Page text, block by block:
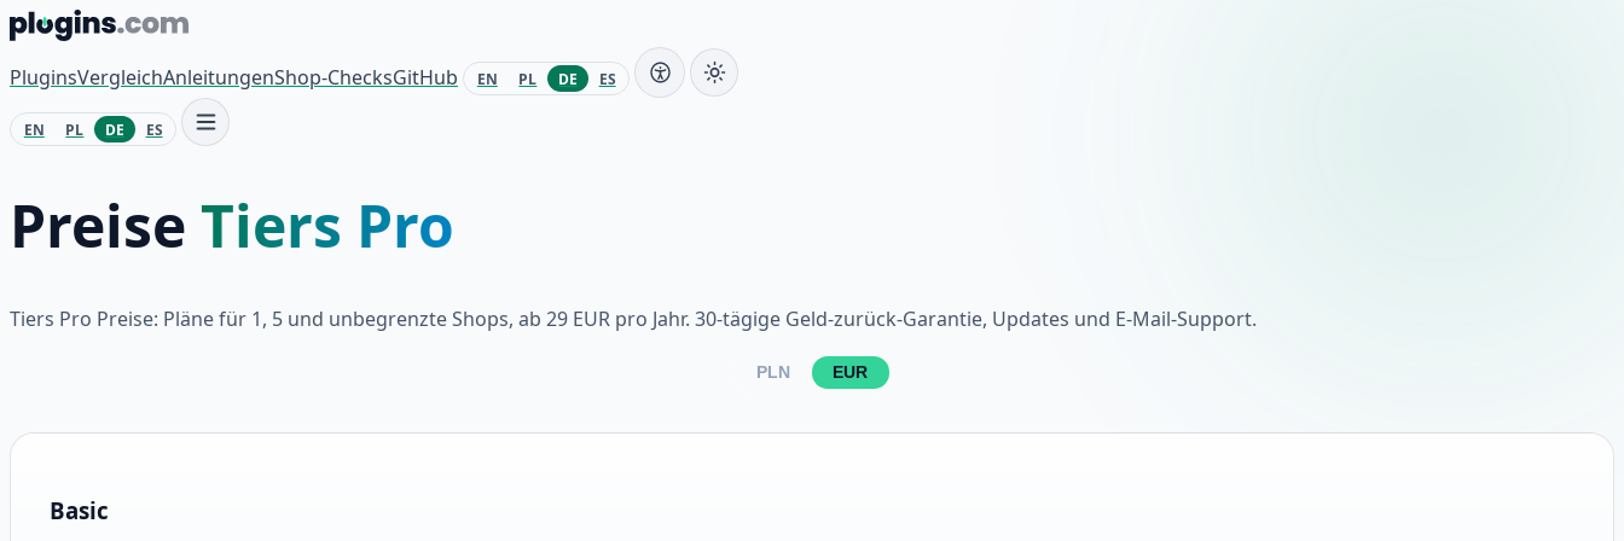
Zum Inhalt springen
PluginsVergleichAnleitungenShop-ChecksGitHub EN PL DE ES
EN PL DE ES
Preise Tiers Pro
Tiers Pro Preise: Pläne für 1, 5 und unbegrenzte Shops, ab 29 EUR pro Jahr. 30-tägige Geld-zurück-Garantie, Updates und E-Mail-Support.
PLN EUR
Basic